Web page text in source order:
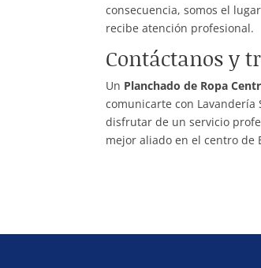
consecuencia, somos el
recibe atención profesional.
Contáctanos y
Un Planchado de Ropa
comunicarte con
disfrutar de un servicio
mejor aliado en el centro de